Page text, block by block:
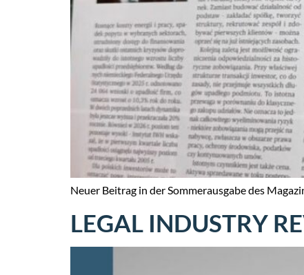
Neuer Beitrag in der Sommerausgabe des
LEGAL INDUSTRY